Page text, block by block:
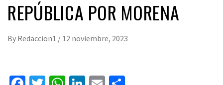
REPÚBLICA POR MORENA
By Redaccion1 / 12 noviembre, 2023